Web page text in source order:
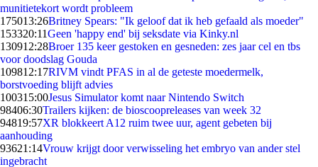
munitietekort wordt probleem
175013:26Britney Spears: "Ik geloof dat ik heb gefaald als moeder"
153320:11Geen 'happy end' bij seksdate via Kinky.nl
130912:28Broer 135 keer gestoken en gesneden: zes jaar cel en tbs
voor doodslag Gouda
109812:17RIVM vindt PFAS in al de geteste moedermelk,
borstvoeding blijft advies
100315:00Jesus Simulator komt naar Nintendo Switch
98406:30Trailers kijken: de bioscoopreleases van week 32
94819:57XR blokkeert A12 ruim twee uur, agent gebeten bij
aanhouding
93621:14Vrouw krijgt door verwisseling het embryo van ander stel
ingebracht